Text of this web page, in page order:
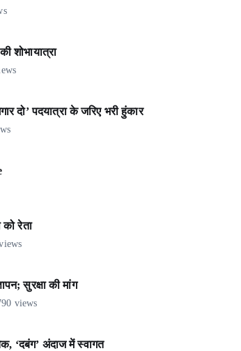
शोभायात्रा
दो’ पदयात्रा के जरिए भरी हुंकार
रेता
सुरक्षा की मांग
views
‘दबंग’ अंदाज में स्वागत